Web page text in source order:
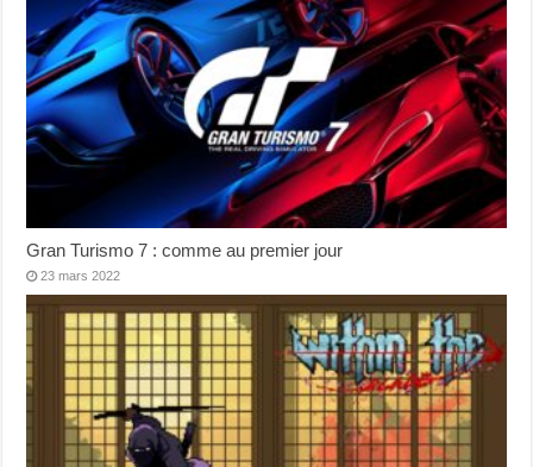
Gran Turismo 7 : comme au premier jour
23 mars 2022